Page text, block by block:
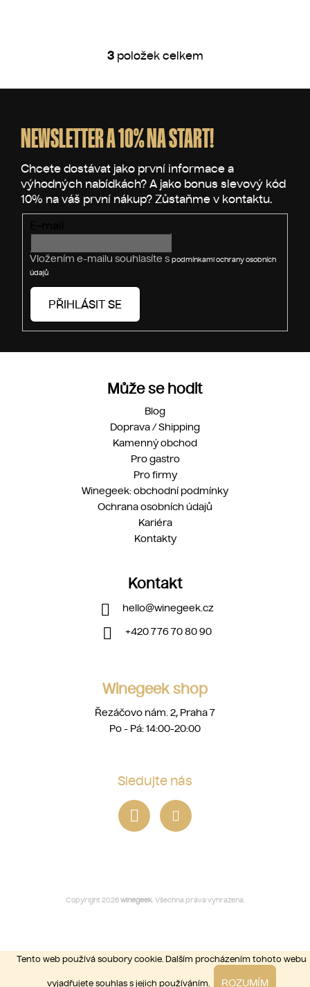
Tento web používá soubory cookie. Dalším procházením tohoto webu
vyjadřujete souhlas s jejich používáním. ROZUMÍM
O
l
a
c
í
p
r
v
v
u
3položek celkem
NEWSLETTER A 10% NA START!
Vložením e-mailu souhlasíte s podmínkami ochrany osobních
údajů
PŘIHLÁSIT SE
Může se hodit
Blog
Doprava / Shipping
Kamenný obchod
Pro gastro
Pro firmy
Winegeek: obchodní podmínky
Ochrana osobních údajů
Kariéra
Kontakty
Kontakt
hello@winegeek.cz
+420 776 70 80 90
Winegeek shop
Řezáčovo nám. 2, Praha 7
Po - Pá: 14:00-20:00
Sledujte nás
Copyright 2026winegeek. Všechna práva vyhrazena.